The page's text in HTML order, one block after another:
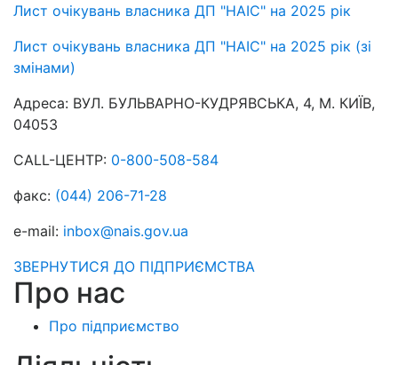
Лист очікувань власника ДП "НАІС" на 2025 рік
Лист очікувань власника ДП "НАІС" на 2025 рік (зі
змінами)
Адреса: ВУЛ. БУЛЬВАРНО-КУДРЯВСЬКА, 4, М. КИЇВ,
04053
CALL-ЦЕНТР: 0-800-508-584
факс: (044) 206-71-28
e-mail: inbox@nais.gov.ua
ЗВЕРНУТИСЯ ДО ПІДПРИЄМСТВА
Про нас
Про підприємство